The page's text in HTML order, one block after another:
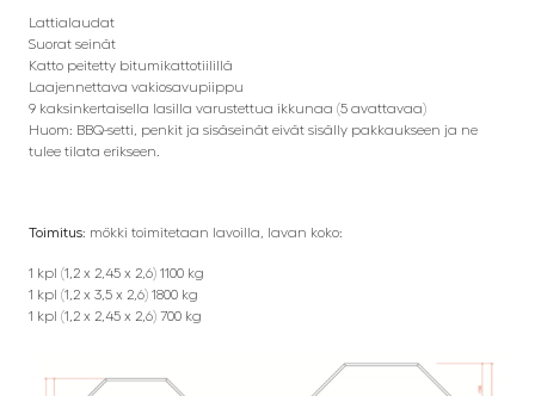
Lattialaudat
Suorat seinät
Katto peitetty bitumikattotiilillä
Laajennettava vakiosavupiippu
9 kaksinkertaisella lasilla varustettua ikkunaa (5 avattavaa)
Huom: BBQ-setti, penkit ja sisäseinät eivät sisälly pakkaukseen ja ne
tulee tilata erikseen.
Toimitus: mökki toimitetaan lavoilla, lavan koko:
1 kpl (1,2 x 2,45 x 2,6) 1100 kg
1 kpl (1,2 x 3,5 x 2,6) 1800 kg
1 kpl (1,2 x 2,45 x 2,6) 700 kg